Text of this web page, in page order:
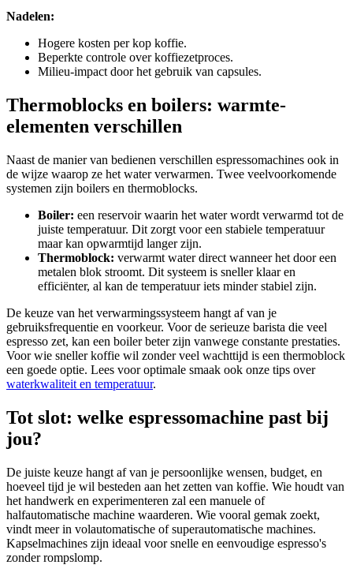
Nadelen:
Hogere kosten per kop koffie.
Beperkte controle over koffiezetproces.
Milieu-impact door het gebruik van capsules.
Thermoblocks en boilers: warmte-
elementen verschillen
Naast de manier van bedienen verschillen espressomachines ook in
de wijze waarop ze het water verwarmen. Twee veelvoorkomende
systemen zijn boilers en thermoblocks.
Boiler: een reservoir waarin het water wordt verwarmd tot de
juiste temperatuur. Dit zorgt voor een stabiele temperatuur
maar kan opwarmtijd langer zijn.
Thermoblock: verwarmt water direct wanneer het door een
metalen blok stroomt. Dit systeem is sneller klaar en
efficiënter, al kan de temperatuur iets minder stabiel zijn.
De keuze van het verwarmingssysteem hangt af van je
gebruiksfrequentie en voorkeur. Voor de serieuze barista die veel
espresso zet, kan een boiler beter zijn vanwege constante prestaties.
Voor wie sneller koffie wil zonder veel wachttijd is een thermoblock
een goede optie. Lees voor optimale smaak ook onze tips over
waterkwaliteit en temperatuur.
Tot slot: welke espressomachine past bij
jou?
De juiste keuze hangt af van je persoonlijke wensen, budget, en
hoeveel tijd je wil besteden aan het zetten van koffie. Wie houdt van
het handwerk en experimenteren zal een manuele of
halfautomatische machine waarderen. Wie vooral gemak zoekt,
vindt meer in volautomatische of superautomatische machines.
Kapselmachines zijn ideaal voor snelle en eenvoudige espresso's
zonder rompslomp.